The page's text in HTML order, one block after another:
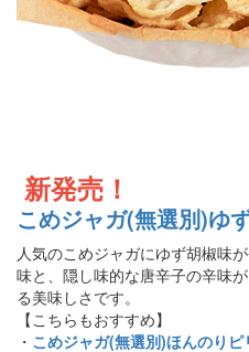
新発売！
こめジャガ(無選別)ゆ
人気のこめジャガにゆず胡椒味
味と、隠し味的な唐辛子の辛味
る美味しさです。
【こちらもおすすめ】
・ こめジャガ(無選別)ほんのりピ